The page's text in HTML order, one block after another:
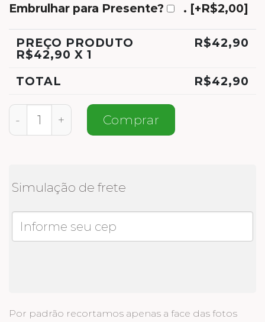
Embrulhar para Presente? . [+R$2,00]
PREÇO PRODUTO
R$42,90 X 1
R$42,90
TOTAL R$42,90
Meias Eu Te Amo Pai quantidade
Comprar
Simulação de frete
Por padrão recortamos apenas a face das fotos